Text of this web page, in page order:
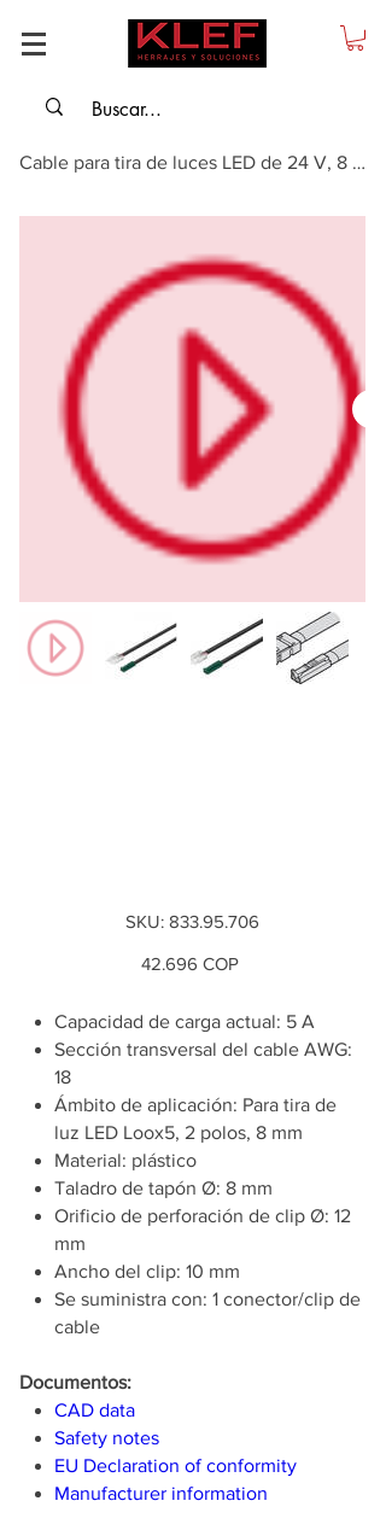
Cable para tira de luces LED de 24 V, 8 mm y 2 pines 2000 mm
SKU: SKU
833.95.706
833.95.706
Precio
42.696 COP
Capacidad de carga actual: 5 A
Sección transversal del cable AWG:
18
Ámbito de aplicación: Para tira de
luz LED Loox5, 2 polos, 8 mm
Material: plástico
Taladro de tapón Ø: 8 mm
Orificio de perforación de clip Ø: 12
mm
Ancho del clip: 10 mm
Se suministra con: 1 conector/clip de
cable
Documentos:
CAD data
Safety notes
EU Declaration of conformity
Manufacturer information